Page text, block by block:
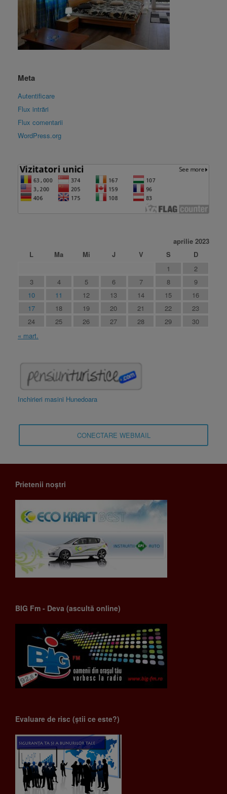
Meta
Autentificare
Flux intrări
Flux comentarii
WordPress.org
aprilie 2023
L
Ma Mi J V S
D
1
2
3
4 5 6 7 8
9
10
11 12 13 14 15
16
17
18 19 20 21 22
23
24
25 26 27 28 29
30
« mart.
Inchirieri masini Hunedoara
CONECTARE WEBMAIL
Prietenii noștri
BIG Fm - Deva (ascultă online)
Evaluare de risc (știi ce este?)